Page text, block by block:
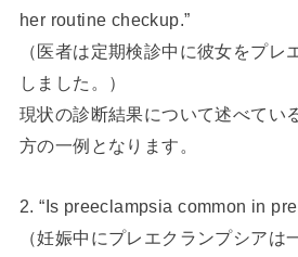
her routine checkup.”
（医者は定期検診中に彼女をプレ
しました。）
現状の診断結果について述べてい
方の一例となります。
2. “Is preeclampsia common in
（妊娠中にプレエクランプシアは